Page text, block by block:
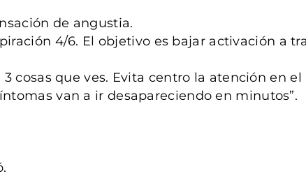
de angustia.
4/6. El objetivo es bajar activación a
cosas que ves. Evita centro la atención en el
van a ir desapareciendo en minutos”.